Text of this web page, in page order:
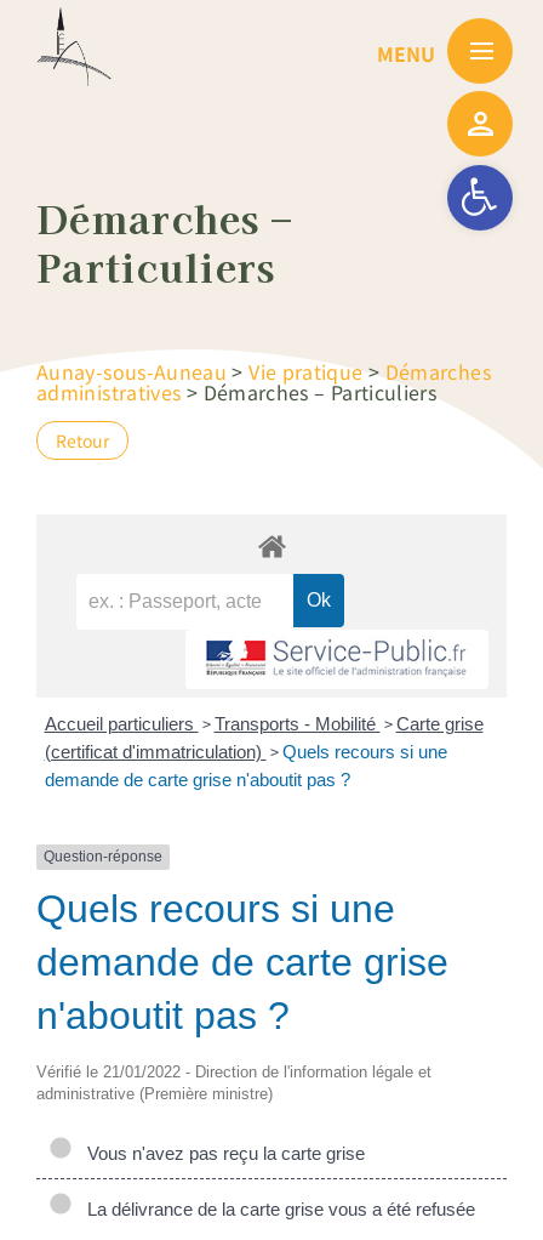
Ouvrir la
Démarches –
Particuliers
Aunay-sous-Auneau >Vie pratique>Démarches
administratives > Démarches – Particuliers
Retour
Accueil particuliers > Transports - Mobilité > Carte grise
(certificat d'immatriculation) > Quels recours si une
demande de carte grise n'aboutit pas ?
Question-réponse
Quels recours si une
demande de carte grise
n'aboutit pas ?
Vérifié le 21/01/2022 - Direction de l'information légale et
administrative (Première ministre)
Vous n'avez pas reçu la carte grise
La délivrance de la carte grise vous a été refusée